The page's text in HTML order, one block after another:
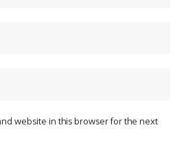
website in this browser for the next